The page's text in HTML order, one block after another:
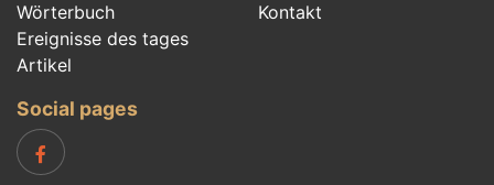
Wörterbuch
Ereignisse des tages
Artikel
Kontakt
Social pages